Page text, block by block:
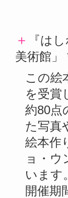
＋
『は
美術館」
この絵
を受賞
約80点
た写真
絵本作
ョ・
います。
開催期